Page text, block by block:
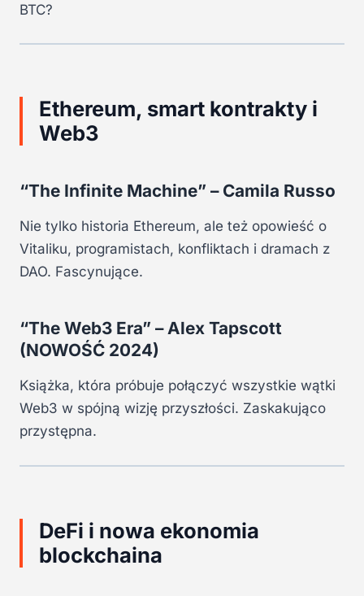
BTC?
Ethereum, smart kontrakty i
Web3
“The Infinite Machine” – Camila Russo
Nie tylko historia Ethereum, ale też opowieść o
Vitaliku, programistach, konfliktach i dramach z
DAO. Fascynujące.
“The Web3 Era” – Alex Tapscott
(NOWOŚĆ 2024)
Książka, która próbuje połączyć wszystkie wątki
Web3 w spójną wizję przyszłości. Zaskakująco
przystępna.
DeFi i nowa ekonomia
blockchaina